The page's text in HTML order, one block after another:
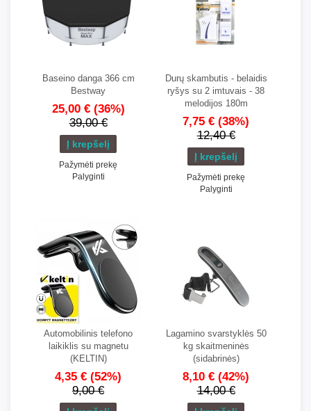
Baseino danga 366 cm
Bestway
25,00 € (36%)
39,00 €
Pažymėti prekę
Palyginti
Durų skambutis - belaidis
ryšys su 2 imtuvais - 38
melodijos 180m
7,75 € (38%)
12,40 €
Pažymėti prekę
Palyginti
Automobilinis telefono
laikiklis su magnetu
(KELTIN)
4,35 € (52%)
9,00 €
Lagamino svarstyklės 50
kg skaitmeninės
(sidabrinės)
8,10 € (42%)
14,00 €